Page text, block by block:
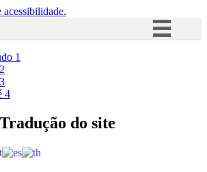
Acesso à informação
1
2
3
4
do site